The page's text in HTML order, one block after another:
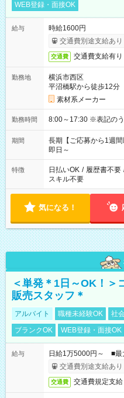
WEB登録・面接OK
給与
時給1600円
交通費別途支給あり
交通費 交通費支給有り
勤務地
横浜市西区
平沼橋駅から徒歩12分
素材系メーカー
勤務時間 8:00～17:30 ※
期間
長期【ご応募から1週
即日～
特徴 日払いOK / 履歴書不要
スキル不要
気になる！
＜単発＊1日～OK！＞
販売スタッフ＊
アルバイト 職種未経験OK 社
ブランクOK
WEB登録・面接OK
給与
日給1万5000円～ ■最
交通費別途支給あり
交通費 交通費規定支給